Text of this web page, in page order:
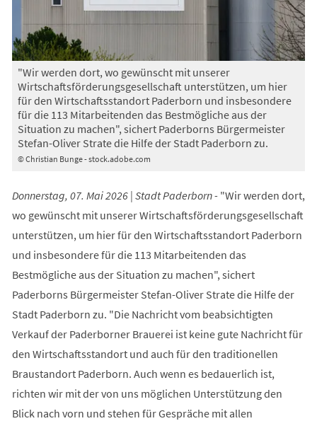
© Christian Bunge - stock.adobe.com
"Wir werden dort, wo gewünscht mit unserer
Wirtschaftsförderungsgesellschaft unterstützen, um hier
für den Wirtschaftsstandort Paderborn und insbesondere
für die 113 Mitarbeitenden das Bestmögliche aus der
Situation zu machen", sichert Paderborns Bürgermeister
Stefan-Oliver Strate die Hilfe der Stadt Paderborn zu.
Donnerstag, 07. Mai 2026 | Stadt Paderborn - "Wir werden dort,
wo gewünscht mit unserer Wirtschaftsförderungsgesellschaft
unterstützen, um hier für den Wirtschaftsstandort Paderborn
und insbesondere für die 113 Mitarbeitenden das
Bestmögliche aus der Situation zu machen", sichert
Paderborns Bürgermeister Stefan-Oliver Strate die Hilfe der
Stadt Paderborn zu. "Die Nachricht vom beabsichtigten
Verkauf der Paderborner Brauerei ist keine gute Nachricht für
den Wirtschaftsstandort und auch für den traditionellen
Braustandort Paderborn. Auch wenn es bedauerlich ist,
richten wir mit der von uns möglichen Unterstützung den
Blick nach vorn und stehen für Gespräche mit allen